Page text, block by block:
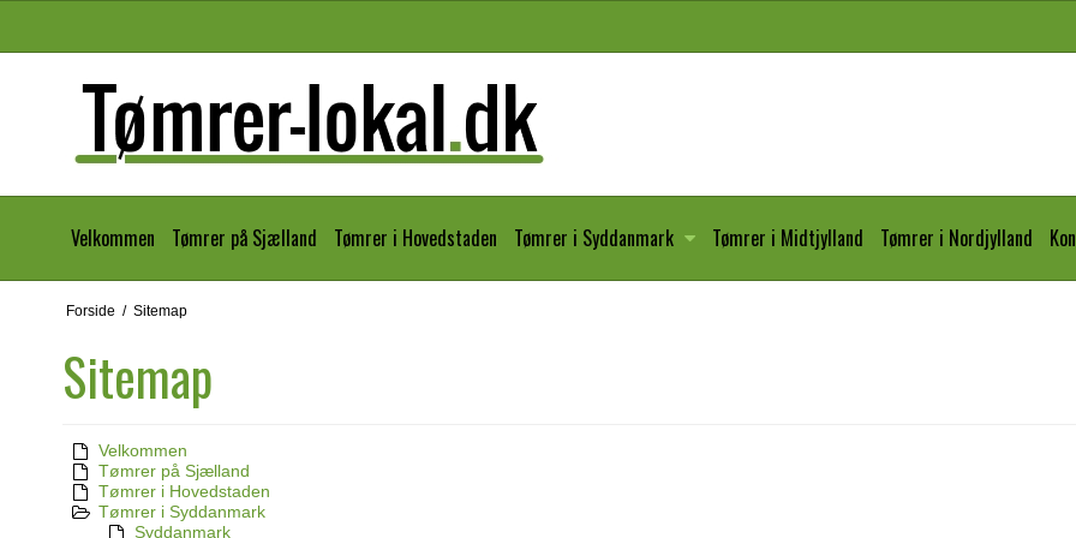
Velkommen Tømrer på Sjælland Tømrer i Hovedstaden Tømrer i Syddanmark Tømrer i Midtjylland Tømrer i Nordjylland
Forside / Sitemap
Sitemap
Velkommen
Tømrer på Sjælland
Tømrer i Hovedstaden
Tømrer i Syddanmark
Syddanmark